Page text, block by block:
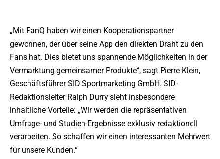
„Mit FanQ haben wir einen Kooperationspartner
gewonnen, der über seine App den direkten Draht zu den
Fans hat. Dies bietet uns spannende Möglichkeiten in der
Vermarktung gemeinsamer Produkte“, sagt Pierre Klein,
Geschäftsführer SID Sportmarketing GmbH. SID-
Redaktionsleiter Ralph Durry sieht insbesondere
inhaltliche Vorteile: „Wir werden die repräsentativen
Umfrage- und Studien-Ergebnisse exklusiv redaktionell
verarbeiten. So schaffen wir einen interessanten Mehrwert
für unsere Kunden.“